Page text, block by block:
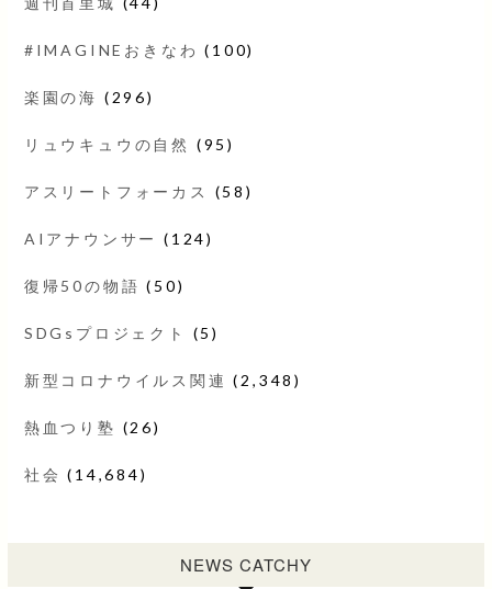
#IMAGINEおきなわ (100)
楽園の海 (296)
リュウキュウの自然 (95)
アスリートフォーカス (58)
AIアナウンサー (124)
復帰50の物語 (50)
SDGsプロジェクト (5)
新型コロナウイルス関連 (2,348)
熱血つり塾 (26)
社会 (14,684)
NEWS CATCHY